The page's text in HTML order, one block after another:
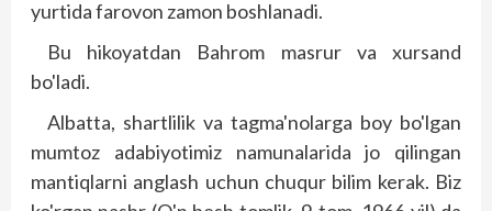
yurtida farovon zamon boshlanadi.
Bu hikoyatdan Bahrom masrur va xursand
bo'ladi.
Albatta, shartlilik va tagma'nolarga boy bo'lgan
mumtoz adabiyotimiz namunalarida jo qilingan
mantiqlarni anglash uchun chuqur bilim kerak. Biz